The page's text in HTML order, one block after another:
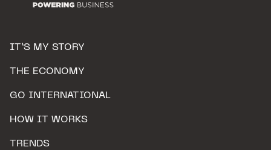
IT’S MY STORY
THE ECONOMY
GO INTERNATIONAL
HOW IT WORKS
TRENDS